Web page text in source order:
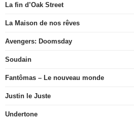
La fin d’Oak Street
La Maison de nos rêves
Avengers: Doomsday
Soudain
Fantômas – Le nouveau monde
Justin le Juste
Undertone